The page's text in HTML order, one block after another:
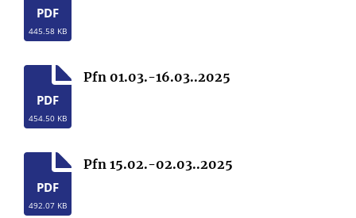
PDF
445.58 KB
PDF
454.50 KB
Pfn 01.03.-16.03..2025
PDF
492.07 KB
Pfn 15.02.-02.03..2025